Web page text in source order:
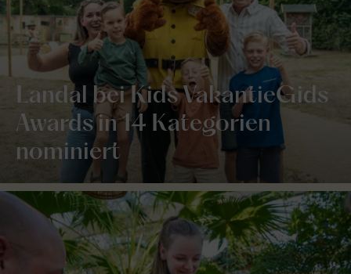
Landal bei Kids VakantieGids
Awards in 14 Kategorien
nominiert